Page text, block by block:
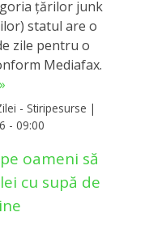
țărilor junk
statul are o
zile pentru o
Mediafax.
- Stiripesurse |
- 09:00
oameni să
cu supă de